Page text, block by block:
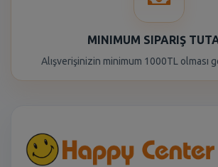
MINIMUM SIPARIŞ
Alışverişinizin minimum 1000TL olması